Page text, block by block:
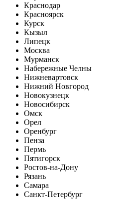
Краснодар
Красноярск
Курск
Кызыл
Липецк
Москва
Мурманск
Набережные Челны
Нижневартовск
Нижний Новгород
Новокузнецк
Новосибирск
Омск
Орел
Оренбург
Пенза
Пермь
Пятигорск
Ростов-на-Дону
Рязань
Самара
Санкт-Петербург